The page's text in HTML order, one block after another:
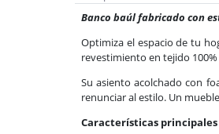
Banco baúl fabricado con
Optimiza el espacio de tu
revestimiento en tejido
Su asiento acolchado con
renunciar al estilo. Un
Características principales